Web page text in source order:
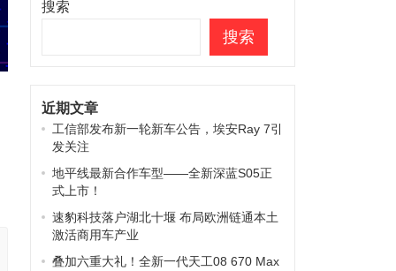
搜索
搜索
近期文章
工信部发布新一轮新车公告，埃安Ray 7引
发关注
地平线最新合作车型——全新深蓝S05正
式上市！
速豹科技落户湖北十堰 布局欧洲链通本土
激活商用车产业
叠加六重大礼！全新一代天工08 670 Max